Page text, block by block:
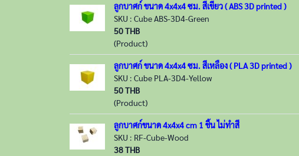
ลูกบาศก์ ขนาด 4x4x4 ซม. สีเขียว ( ABS 3D printed )
SKU : Cube ABS-3D4-Green
50 THB
(Product)
ลูกบาศก์ ขนาด 4x4x4 ซม. สีเหลือง ( PLA 3D printed )
SKU : Cube PLA-3D4-Yellow
50 THB
(Product)
ลูกบาศก์ขนาด 4x4x4 cm 1 ชิ้น ไม่ทำสี
SKU : RF-Cube-Wood
38 THB